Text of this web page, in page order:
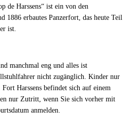
de Harssens“ ist ein von den
1886 erbautes Panzerfort, das heute Teil
ist.
manchmal eng und alles ist
nicht zugänglich. Kinder nur
Harssens befindet sich auf einem
nur Zutritt, wenn Sie sich vorher mit
anmelden.